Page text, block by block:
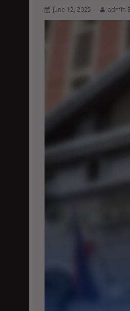
June 12, 2025 admin 3